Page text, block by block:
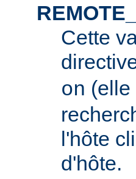
Cette
on (elle
l'hôte
d'hôte.